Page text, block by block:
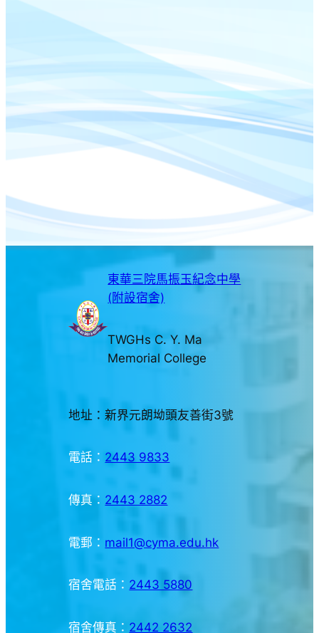
東華三院馬振玉紀念中學
(附設宿舍)
TWGHs C. Y. Ma
Memorial College
地址：新界元朗坳頭友善街3號
電話： 2443 9833
傳真： 2443 2882
電郵： mail1@cyma.edu.hk
宿舍電話： 2443 5880
宿舍傳真： 2442 2632